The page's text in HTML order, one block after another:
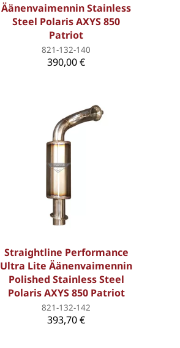
Äänenvaimennin Stainless
Steel Polaris AXYS 850
Patriot
821-132-140
390,00 €
Straightline Performance
Ultra Lite Äänenvaimennin
Polished Stainless Steel
Polaris AXYS 850 Patriot
821-132-142
393,70 €